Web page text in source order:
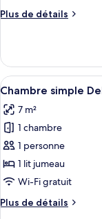
chambre :
Deluxe
Plus de détails
Plus
Chambre
simple
Deluxe
Afficher
toutes
les
photos
pour
ce
type
chambre :
9
Chambre simple
7 m²
1 chambre
1 personne
1 lit jumeau
Wi-Fi gratuit
Plus de détails
Plus